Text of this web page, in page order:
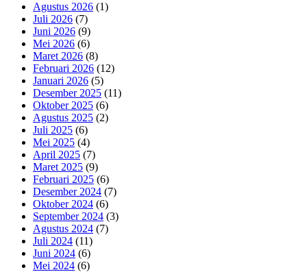
Agustus 2026 (1)
Juli 2026 (7)
Juni 2026 (9)
Mei 2026 (6)
Maret 2026 (8)
Februari 2026 (12)
Januari 2026 (5)
Desember 2025 (11)
Oktober 2025 (6)
Agustus 2025 (2)
Juli 2025 (6)
Mei 2025 (4)
April 2025 (7)
Maret 2025 (9)
Februari 2025 (6)
Desember 2024 (7)
Oktober 2024 (6)
September 2024 (3)
Agustus 2024 (7)
Juli 2024 (11)
Juni 2024 (6)
Mei 2024 (6)